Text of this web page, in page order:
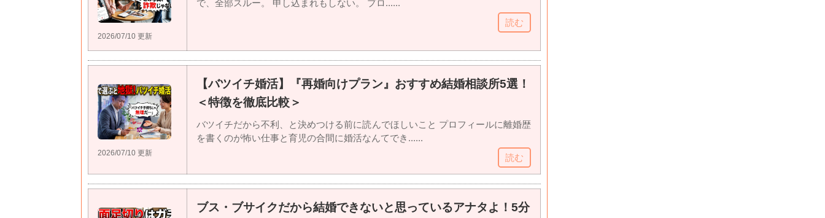
2026/07/10 更新
で、全部スルー。 申し込まれもしない。 プロ......
読む
2026/07/10 更新
【バツイチ婚活】『再婚向けプラン』おすすめ結婚相談所5選！
＜特徴を徹底比較＞
バツイチだから不利、と決めつける前に読んでほしいこと プロフィールに離婚歴
を書くのが怖い仕事と育児の合間に婚活なんてでき......
読む
ブス・ブサイクだから結婚できないと思っているアナタよ！5分